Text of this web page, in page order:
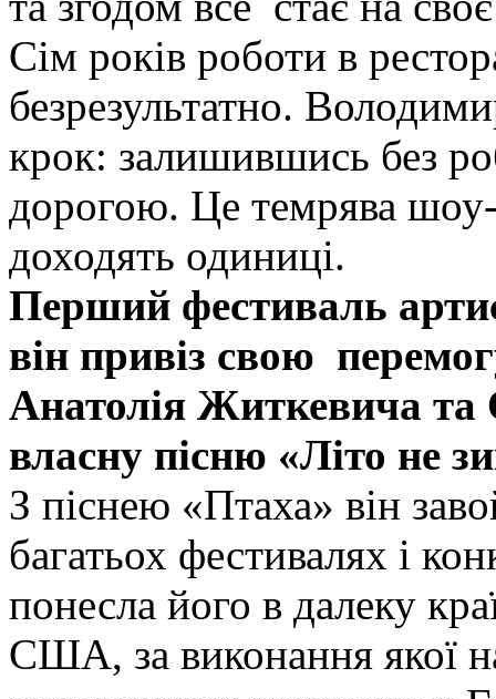
Сім років роботи в
безрезультатно.
крок: залишившись без
дорогою. Це темрява
доходять одиниці.
Перший фестиваль
він привіз свою
Анатолія Житкевича та
власну пісню «Літо не
З піснею «Птаха» він
багатьох фестивалях і
понесла його в далеку
США, за виконання якої